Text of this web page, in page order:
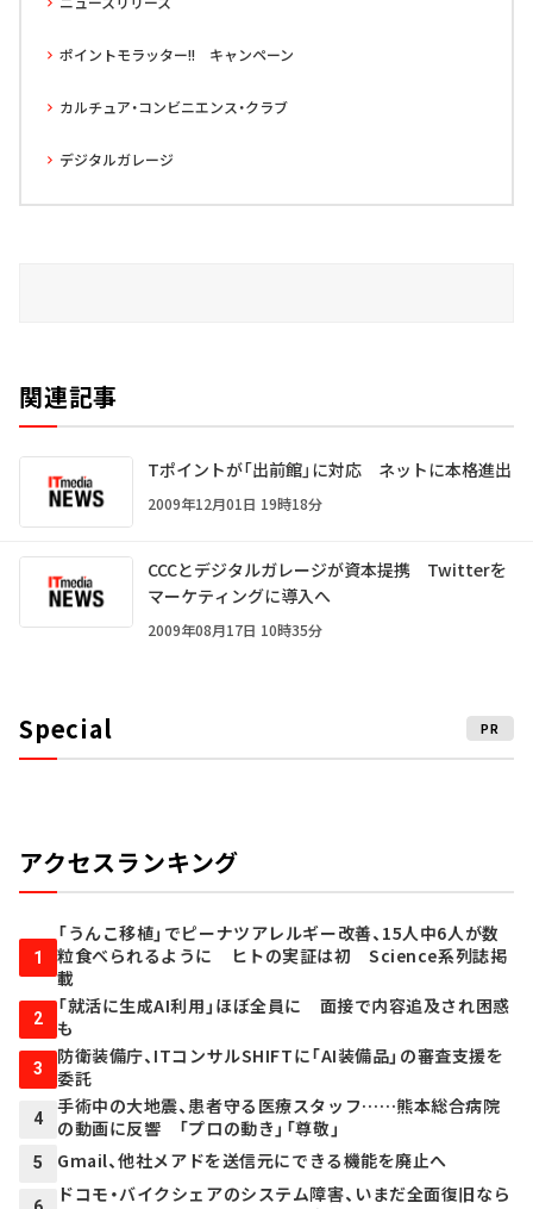
ポイントモラッター!! キャンペーン
カルチュア・コンビニエンス・クラブ
デジタルガレージ
関連記事
Tポイントが「出前館」に対応 ネットに本格進出
2009年12月01日 19時18分
CCCとデジタルガレージが資本提携 Twitterを
マーケティングに導入へ
2009年08月17日 10時35分
Special PR
アクセスランキング
1
「うんこ移植」でピーナツアレルギー改善、15人中6人が数
粒食べられるように ヒトの実証は初 Science系列誌掲
載
2
「就活に生成AI利用」ほぼ全員に 面接で内容追及され困惑
も
3
防衛装備庁、ITコンサルSHIFTに「AI装備品」の審査支援を
委託
4
手術中の大地震、患者守る医療スタッフ……熊本総合病院
の動画に反響 「プロの動き」「尊敬」
5 Gmail、他社メアドを送信元にできる機能を廃止へ
ドコモ・バイクシェアのシステム障害、いまだ全面復旧なら